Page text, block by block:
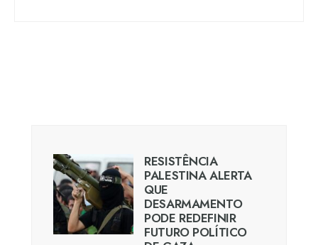
RESISTÊNCIA
PALESTINA ALERTA
QUE
DESARMAMENTO
PODE REDEFINIR
FUTURO POLÍTICO